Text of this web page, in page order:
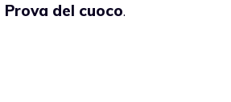
Prova del cuoco.